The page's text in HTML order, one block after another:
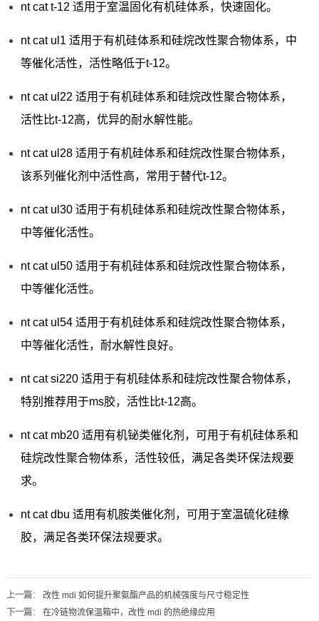
nt cat t-12 适用于室温固化有机硅体系，快速固化。
nt cat ul1 适用于有机硅体系和硅烷改性聚合物体系，中
等催化活性，活性略低于t-12。
nt cat ul22 适用于有机硅体系和硅烷改性聚合物体系，
活性比t-12高，优异的耐水解性能。
nt cat ul28 适用于有机硅体系和硅烷改性聚合物体系，
该系列催化剂中活性高，常用于替代t-12。
nt cat ul30 适用于有机硅体系和硅烷改性聚合物体系，
中等催化活性。
nt cat ul50 适用于有机硅体系和硅烷改性聚合物体系，
中等催化活性。
nt cat ul54 适用于有机硅体系和硅烷改性聚合物体系，
中等催化活性，耐水解性良好。
nt cat si220 适用于有机硅体系和硅烷改性聚合物体系，
特别推荐用于ms胶，活性比t-12高。
nt cat mb20 适用有机铋类催化剂，可用于有机硅体系和
硅烷改性聚合物体系，活性较低，满足各类环保法规要
求。
nt cat dbu 适用有机胺类催化剂，可用于室温硫化硅橡
胶，满足各类环保法规要求。
上一篇： 改性 mdi 如何提升聚氨酯产品的机械强度与尺寸稳定性
下一篇： 在冷链物流保温箱中，改性 mdi 的热绝缘应用